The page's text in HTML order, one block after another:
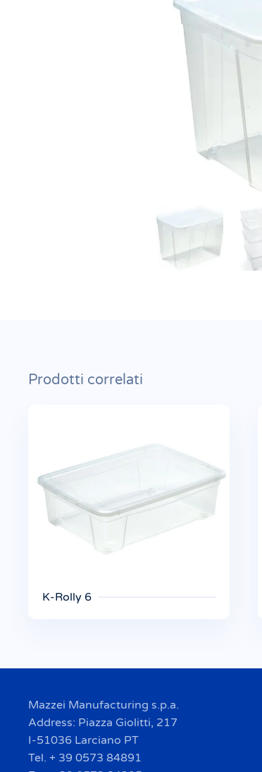
Prodotti correlati
K-Rolly 6
Mazzei Manufacturing s.p.a.
Address: Piazza Giolitti, 217
I-51036 Larciano PT
Tel. + 39 0573 84891